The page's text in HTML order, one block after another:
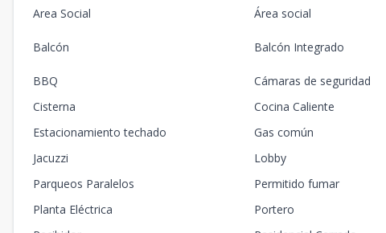
Area Social
Área social
Balcón Balcón Integrado
BBQ
Cámaras de seguridad
Cisterna
Cocina Caliente
Estacionamiento techado
Gas común
Jacuzzi
Lobby
Parqueos Paralelos
Permitido fumar
Planta Eléctrica
Portero